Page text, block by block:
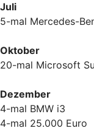
Juli
5-mal Mercedes-
Oktober
20-mal Microsoft
Dezember
4-mal BMW i3
4-mal 25.000 Euro